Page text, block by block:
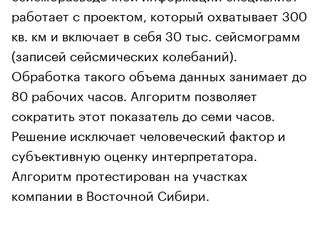
работает с проектом, который охватывает 300
кв. км и включает в себя 30 тыс. сейсмограмм
(записей сейсмических колебаний).
Обработка такого объема данных занимает до
80 рабочих часов. Алгоритм позволяет
сократить этот показатель до семи часов.
Решение исключает человеческий фактор и
субъективную оценку интерпретатора.
Алгоритм протестирован на участках
компании в Восточной Сибири.